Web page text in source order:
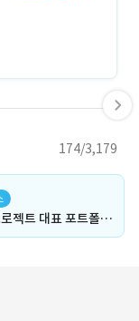
174/3,179
특수 SI 프로젝트 대표 포트폴리오(에너지관리시스템)